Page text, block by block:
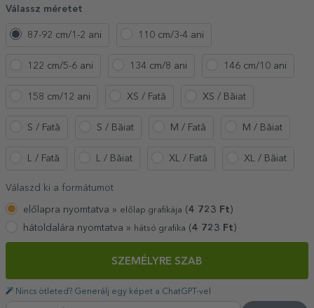
Válassz méretet
87-92 cm/1-2 ani 110 cm/3-4 ani
122 cm/5-6 ani 134 cm/8 ani 146 cm/10 ani
158 cm/12 ani XS / Fată XS / Băiat
S / Fată S / Băiat M / Fată M / Băiat
L / Fată L / Băiat XL / Fată XL / Băiat
Válaszd ki a formátumot
előlapra nyomtatva » előlap grafikája (4 723 Ft )
hátoldalára nyomtatva » hátsó grafika (4 723 Ft)
SZEMÉLYRE SZAB
Nincs ötleted? Generálj egy képet a ChatGPT-vel